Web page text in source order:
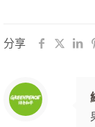
分享